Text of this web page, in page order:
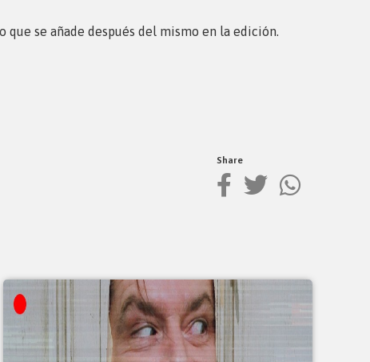
se añade después del mismo en la edición.
Share